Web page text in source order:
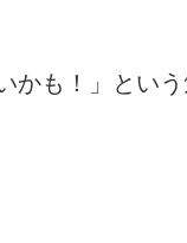
かも！」とい